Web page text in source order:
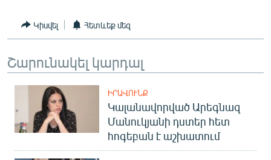
«Ազատության» բոլոր կայքերը
Կիսվել Հետևեք մեզ
Շարունակել կարդալ
ԻՐԱՎՈՒՆՔ
Կալանավորված Արեգնազ
Մանուկյանի դստեր հետ
հոգեբան է աշխատում